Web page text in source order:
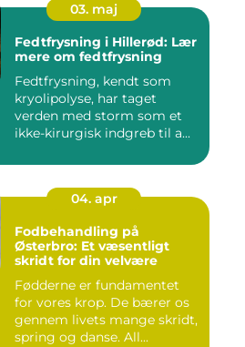
03. maj
Fedtfrysning i Hillerød: Lær
mere om fedtfrysning
Fedtfrysning, kendt som
kryolipolyse, har taget
verden med storm som et
ikke-kirurgisk indgreb til a...
04. apr
Fodbehandling på
Østerbro: Et væsentligt
skridt for din velvære
Fødderne er fundamentet
for vores krop. De bærer os
gennem livets mange skridt,
spring og danse. All...